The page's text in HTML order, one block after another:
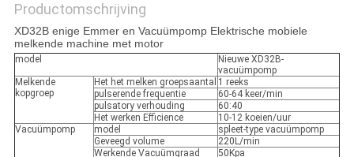
Productomschrijving
XD32B enige Emmer en Vacuümpomp Elektrische mobiele
melkende machine met motor
model
Nieuwe XD32B-
vacuümpomp
Melkende
kopgroep
Het het melken groepsaantal 1 reeks
pulserende frequentie
60-64 keer/min
pulsatory verhouding
60:40
Het werken Efficience
10-12 koeien/uur
Vacuümpomp
model
spleet-type vacuümpomp
Geveegd volume
220L/min
Werkende Vacuümgraad
50Kpa